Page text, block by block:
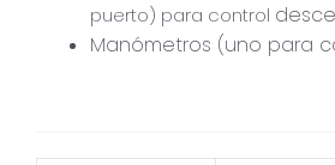
puerto) para control
Manómetros (uno para